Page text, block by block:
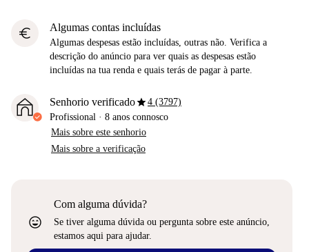
euro Algumas contas incluídas
Algumas despesas estão incluídas, outras não. Verifica a
descrição do anúncio para ver quais as despesas estão
incluídas na tua renda e quais terás de pagar à parte.
Senhorio verificadostar4 (3797)
Profissional · 8 anos connosco
Mais sobre este senhorio
Mais sobre a verificação
sentiment_very_satisfied
Com alguma dúvida?
Se tiver alguma dúvida ou pergunta sobre este anúncio,
estamos aqui para ajudar.